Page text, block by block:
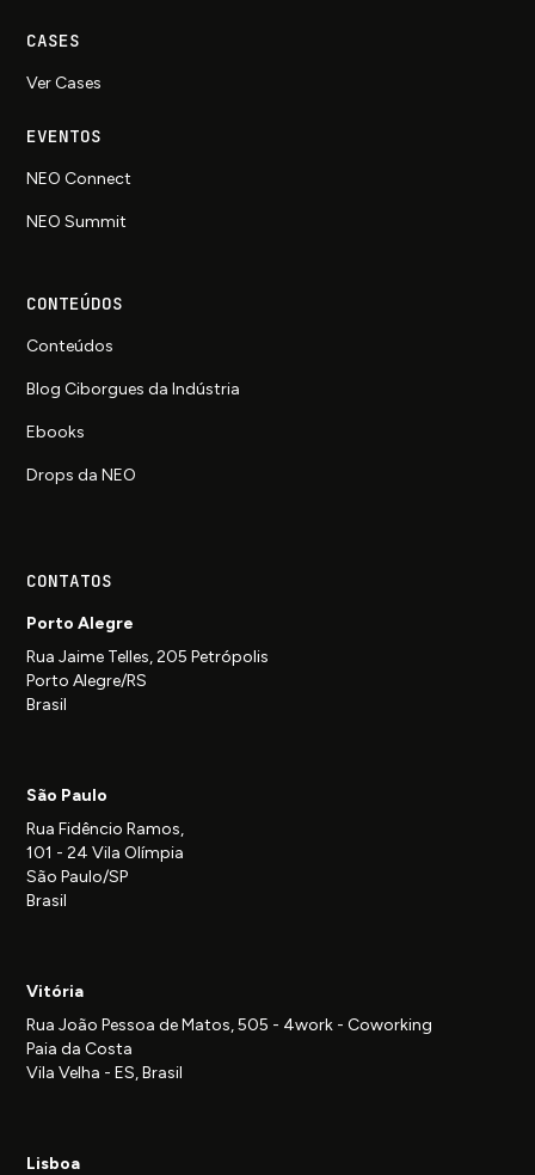
CASES
Ver Cases
EVENTOS
NEO Connect
NEO Summit
CONTEÚDOS
Conteúdos
Blog Ciborgues da Indústria
Ebooks
Drops da NEO
CONTATOS
Porto Alegre
Rua Jaime Telles, 205 Petrópolis
Porto Alegre/RS
Brasil
São Paulo
Rua Fidêncio Ramos,
101 - 24 Vila Olímpia
São Paulo/SP
Brasil
Vitória
Rua João Pessoa de Matos, 505 - 4work - Coworking
Paia da Costa
Vila Velha - ES, Brasil
Lisboa